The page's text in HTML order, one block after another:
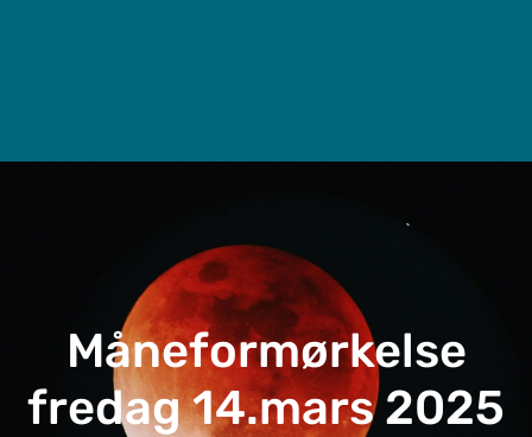
Måneformørkelse
fredag 14.mars 2025